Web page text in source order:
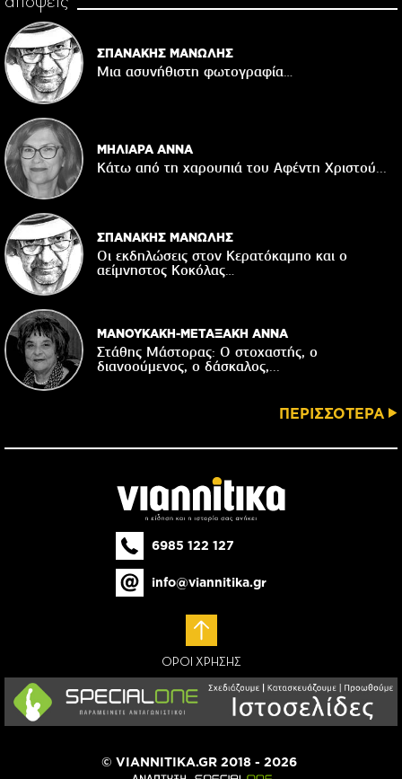
ΣΠΑΝΑΚΗΣ ΜΑΝΩΛΗΣ
Μια ασυνήθιστη φωτογραφία…
ΜΗΛΙΑΡΑ ΑΝΝΑ
Κάτω από τη χαρουπιά του Αφέντη Χριστού...
ΣΠΑΝΑΚΗΣ ΜΑΝΩΛΗΣ
Οι εκδηλώσεις στον Κερατόκαμπο και ο
αείμνηστος Κοκόλας…
ΜΑΝΟΥΚΑΚΗ-ΜΕΤΑΞΑΚΗ ΑΝΝΑ
Στάθης Μάστορας: Ο στοχαστής, ο
διανοούμενος, ο δάσκαλος,...
ΠΕΡΙΣΣΟΤΕΡΑ
6985 122 127
info@viannitika.gr
ΟΡΟΙ ΧΡΗΣΗΣ
© VIANNITIKA.GR 2018 - 2026